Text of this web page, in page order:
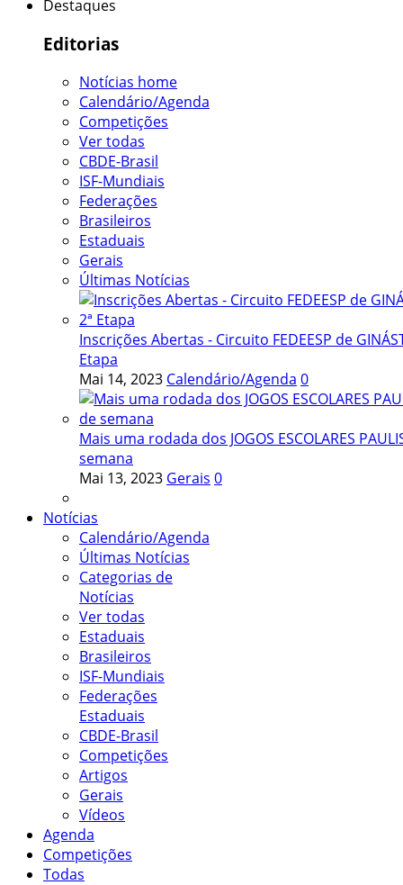
Destaques
Editorias
Notícias home
Calendário/Agenda
Competições
Ver todas
CBDE-Brasil
ISF-Mundiais
Federações
Brasileiros
Estaduais
Gerais
Últimas Notícias
Inscrições Abertas - Circuito FEDEESP de
Etapa
Mai 14, 2023 Calendário/Agenda 0
Mais uma rodada dos JOGOS ESCOLARES
semana
Mai 13, 2023 Gerais 0
Notícias
Calendário/Agenda
Últimas Notícias
Categorias de
Notícias
Ver todas
Estaduais
Brasileiros
ISF-Mundiais
Federações
Estaduais
CBDE-Brasil
Competições
Artigos
Gerais
Vídeos
Agenda
Competições
Todas